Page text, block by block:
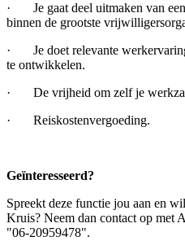
· Je gaat deel uitmaken van
binnen de grootste
· Je doet relevante
te ontwikkelen.
· De vrijheid om zelf je
· Reiskostenvergoeding.
Geïnteresseerd?
Spreekt deze functie jou aan en
Kruis? Neem dan contact op met
"06-20959478".